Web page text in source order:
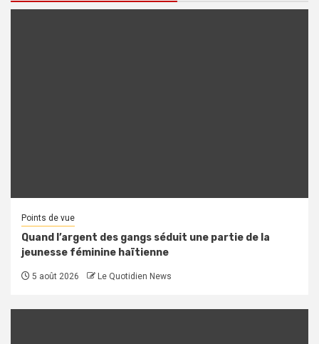
Points de vue
Quand l’argent des gangs séduit une partie de la
jeunesse féminine haïtienne
5 août 2026 Le Quotidien News